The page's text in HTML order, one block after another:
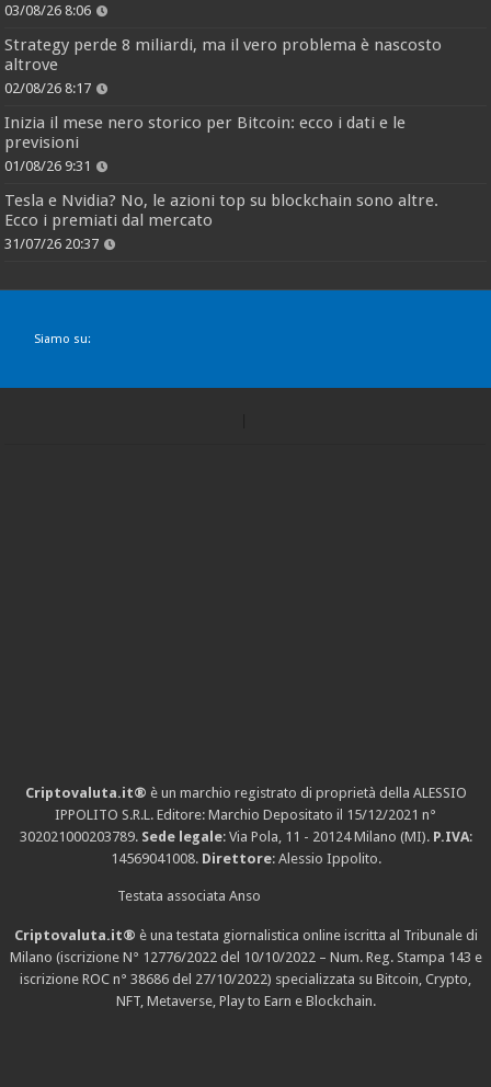
03/08/26 8:06
Strategy perde 8 miliardi, ma il vero problema è nascosto
altrove
02/08/26 8:17
Inizia il mese nero storico per Bitcoin: ecco i dati e le
previsioni
01/08/26 9:31
Tesla e Nvidia? No, le azioni top su blockchain sono altre.
Ecco i premiati dal mercato
31/07/26 20:37
Siamo su:
Criptovaluta.it® è un marchio registrato di proprietà della ALESSIO
IPPOLITO S.R.L. Editore: Marchio Depositato il 15/12/2021 n°
302021000203789. Sede legale: Via Pola, 11 - 20124 Milano (MI). P.IVA:
14569041008. Direttore: Alessio Ippolito.
Testata associata Anso
Criptovaluta.it® è una testata giornalistica online iscritta al Tribunale di
Milano (iscrizione N° 12776/2022 del 10/10/2022 – Num. Reg. Stampa 143 e
iscrizione ROC n° 38686 del 27/10/2022) specializzata su Bitcoin, Crypto,
NFT, Metaverse, Play to Earn e Blockchain.